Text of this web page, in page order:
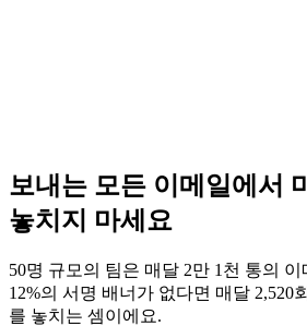
보내는 모든 이메일에서
놓치지 마세요
50명 규모의 팀은 매달 2만 1천 통의
12%의 서명 배너가 없다면 매달 2,520
를 놓치는 셈이에요.